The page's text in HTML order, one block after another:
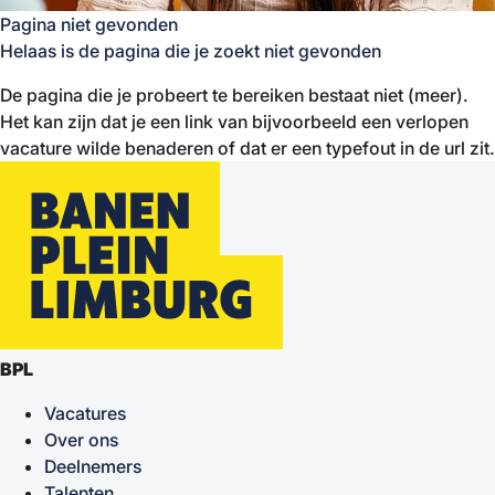
Pagina niet gevonden
Helaas is de pagina die je zoekt niet gevonden
De pagina die je probeert te bereiken bestaat niet (meer).
Het kan zijn dat je een link van bijvoorbeeld een verlopen
vacature wilde benaderen of dat er een typefout in de url zit.
BPL
Vacatures
Over ons
Deelnemers